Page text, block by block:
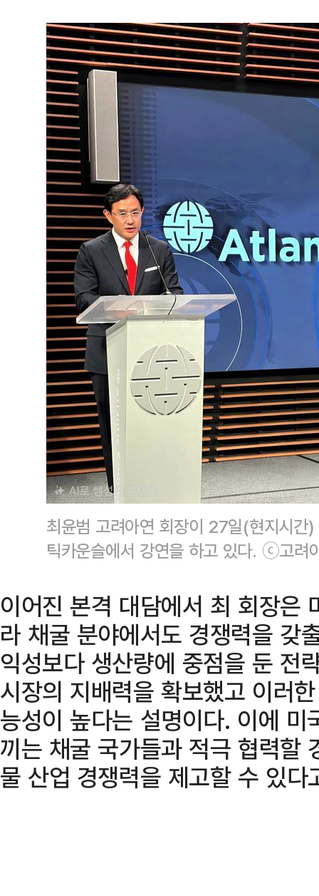
최윤범 고려아연 회장이 27일(현지시간
틱카운슬에서 강연을 하고 있다. ⓒ고려
이어진 본격 대담에서 최 회장은
라 채굴 분야에서도 경쟁력을 갖
익성보다 생산량에 중점을 둔 전
시장의 지배력을 확보했고 이러
능성이 높다는 설명이다. 이에
끼는 채굴 국가들과 적극 협력할
물 산업 경쟁력을 제고할 수 있다